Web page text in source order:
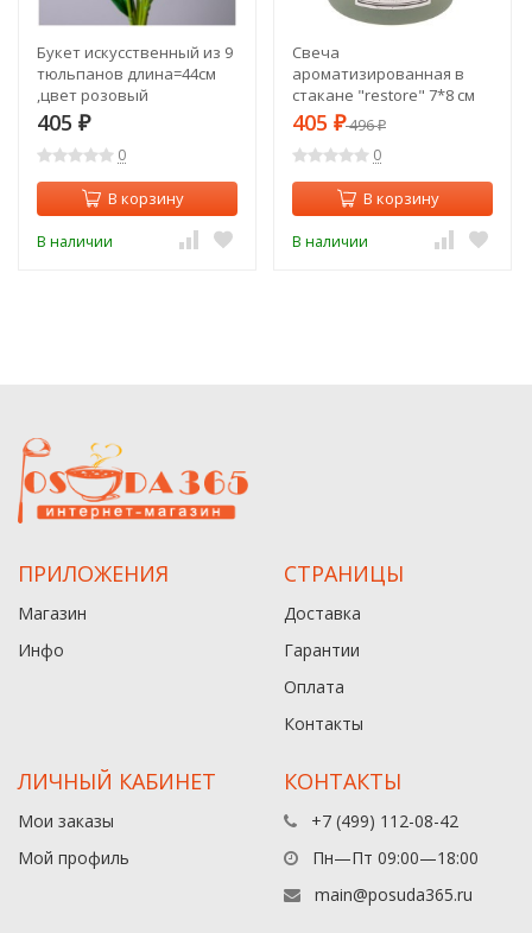
Букет искусственный из 9
тюльпанов длина=44см
,цвет розовый
мал.уп.=24шт Lefard (535-
336)
405 ₽
0
В корзину
В наличии
Свеча
ароматизированная в
стакане "restore" 7*8 см
Lefard (625-101)
405 ₽496₽
0
В корзину
В наличии
ПРИЛОЖЕНИЯ
Магазин
Инфо
СТРАНИЦЫ
Доставка
Гарантии
Оплата
Контакты
ЛИЧНЫЙ КАБИНЕТ
Мои заказы
Мой профиль
КОНТАКТЫ
+7 (499) 112-08-42
Пн—Пт 09:00—18:00
main@posuda365.ru